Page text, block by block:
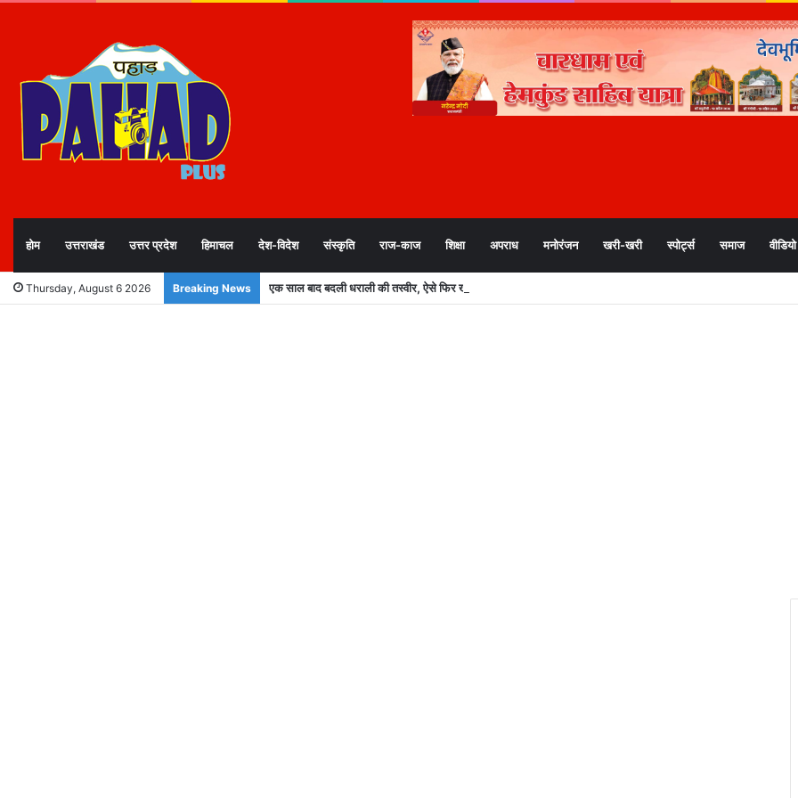
होम उत्तराखंड उत्तर प्रदेश हिमाचल देश-विदेश संस्कृति राज-काज शिक्षा अपराध मनोरंजन खरी-खरी स्पोर्ट्स समाज वीडियो
Thursday, August 6 2026 Breaking News एक साल बाद बदली धराली की तस्वीर, ऐसे फिर खड़ी हुई जिंदगी, 33 करोड़ से अधिक कार्य और सहायता जारी